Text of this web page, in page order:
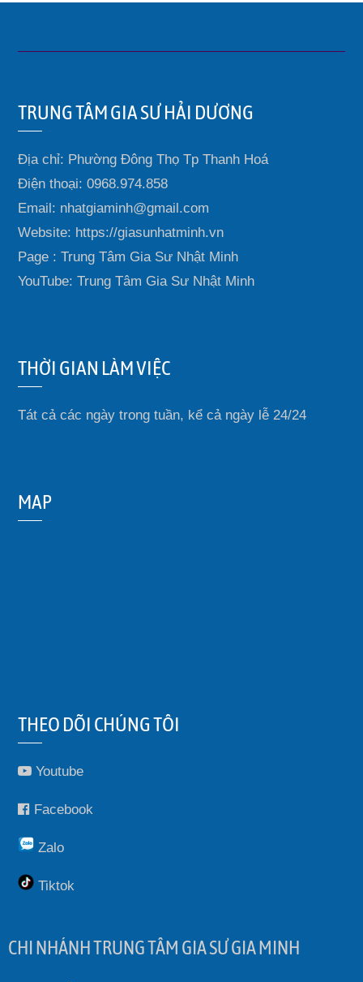
TRUNG TÂM GIA SƯ HẢI DƯƠNG
Địa chỉ: Phường Đông Thọ Tp Thanh Hoá
Điện thoại: 0968.974.858
Email: nhatgiaminh@gmail.com
Website: https://giasunhatminh.vn
Page : Trung Tâm Gia Sư Nhật Minh
YouTube: Trung Tâm Gia Sư Nhật Minh
THỜI GIAN LÀM VIỆC
Tát cả các ngày trong tuần, kể cả ngày lễ 24/24
MAP
THEO DÕI CHÚNG TÔI
Youtube
Facebook
Zalo
Tiktok
CHI NHÁNH TRUNG TÂM GIA SƯ GIA MINH